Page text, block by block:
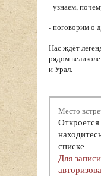
- узнаем,
- поговорим о
Нас ждёт
рядом
и Урал.
Место
списке
Для